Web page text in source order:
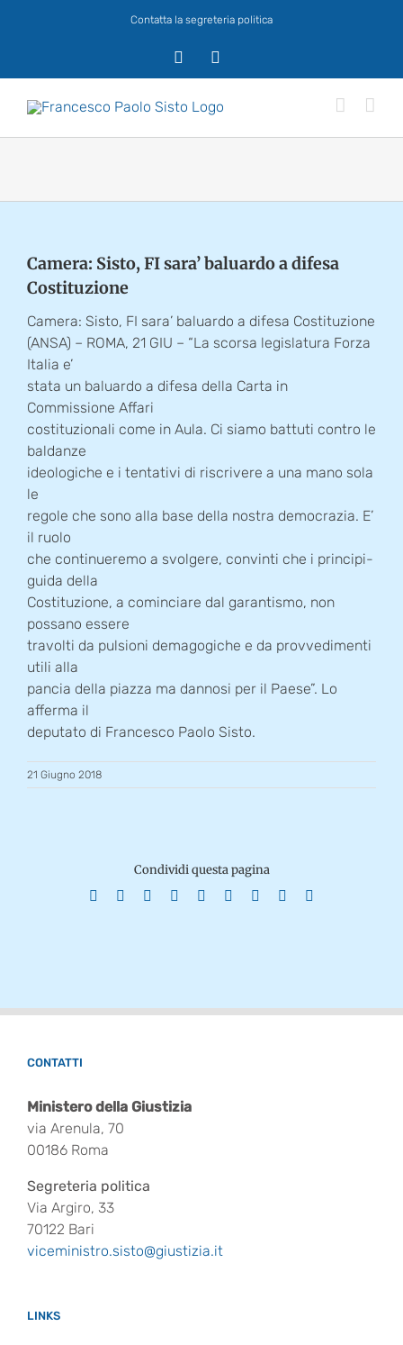
Contatta la segreteria politica
Camera: Sisto, FI sara’ baluardo a difesa
Costituzione
Camera: Sisto, FI sara’ baluardo a difesa Costituzione
(ANSA) – ROMA, 21 GIU – “La scorsa legislatura Forza
Italia e’
stata un baluardo a difesa della Carta in
Commissione Affari
costituzionali come in Aula. Ci siamo battuti contro le
baldanze
ideologiche e i tentativi di riscrivere a una mano sola
le
regole che sono alla base della nostra democrazia. E’
il ruolo
che continueremo a svolgere, convinti che i principi-
guida della
Costituzione, a cominciare dal garantismo, non
possano essere
travolti da pulsioni demagogiche e da provvedimenti
utili alla
pancia della piazza ma dannosi per il Paese”. Lo
afferma il
deputato di Francesco Paolo Sisto.
21 Giugno 2018
Condividi questa pagina
Facebook Reddit LinkedInWhatsApp
TumblrPinterest
CONTATTI
Ministero della Giustizia
via Arenula, 70
00186 Roma
Segreteria politica
Via Argiro, 33
70122 Bari
viceministro.sisto@giustizia.it
LINKS